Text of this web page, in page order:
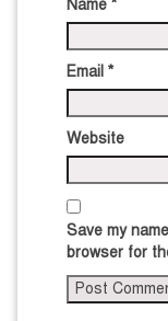
Name *
Email *
Website
Save my
browser for